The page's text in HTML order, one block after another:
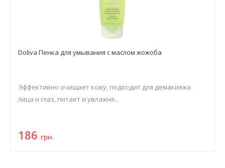
Doliva Пенка для умывания с маслом жожоба
Эффективно очищает кожу, подходит для демакияжа
лица и глаз, питает и увлажня...
186 грн.